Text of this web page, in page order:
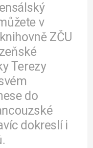
v
ZČU
Terezy
do
dokreslí i